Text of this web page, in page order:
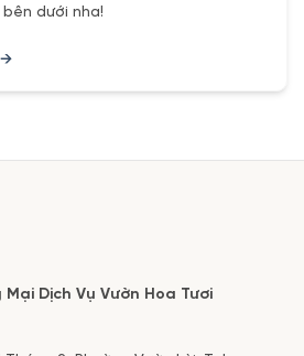
dưới nha!
Dịch Vụ Vườn Hoa Tươi